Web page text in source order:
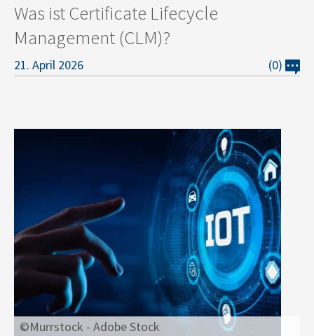
Was ist Certificate Lifecycle
Management (CLM)?
21. April 2026 (0)
©Murrstock - Adobe Stock